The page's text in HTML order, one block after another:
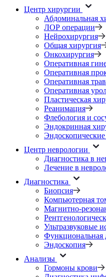
Центр хирургии
Абдоминальная
ЛОР операции
Нейрохирургия
Общая хирургия
Онкохирургия
Оперативная
Оперативная
Оперативная
Оперативная
Пластическая
Реанимация
Флебология и
Эндокринная
Центр неврологии
Диагностика в
Лечение в
Диагностика
Биопсия
Компьютерная
Магнитно-
Ультразвуковые
Функциональная
Эндоскопия
Анализы
Гормоны крови